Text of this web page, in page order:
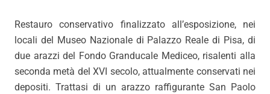
Restauro conservativo finalizzato all’esposizione, nei
locali del Museo Nazionale di Palazzo Reale di Pisa, di
due arazzi del Fondo Granducale Mediceo, risalenti alla
seconda metà del XVI secolo, attualmente conservati nei
depositi. Trattasi di un arazzo raffigurante San Paolo